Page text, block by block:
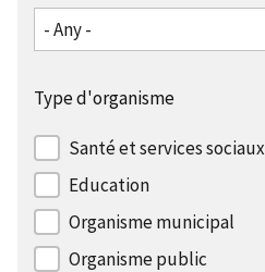
Type d'organisme
Santé et services sociaux
Education
Organisme municipal
Organisme public